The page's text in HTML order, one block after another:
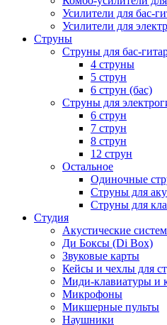
Усилители для бас-
Усилители для
Струны
Струны для бас-
4 струны
5 струн
6 струн (бас)
Струны для
6 струн
7 струн
8 струн
12 струн
Остальное
Одиночные
Струны для
Струны для
Студия
Акустические
Ди Боксы (Di Box)
Звуковые карты
Кейсы и чехлы для
Миди-клавиатуры и
Микрофоны
Микшерные пульты
Наушники